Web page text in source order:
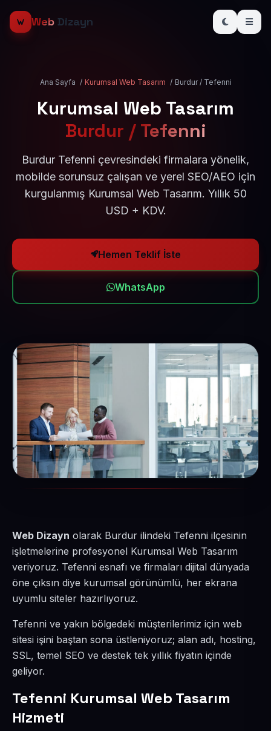
Web Dizayn
Ana Sayfa / Kurumsal Web Tasarım / Burdur / Tefenni
Kurumsal Web Tasarım
Burdur / Tefenni
Burdur Tefenni çevresindeki firmalara yönelik,
mobilde sorunsuz çalışan ve yerel SEO/AEO için
kurgulanmış Kurumsal Web Tasarım. Yıllık 50
USD + KDV.
Hemen Teklif İste
WhatsApp
Web Dizayn olarak Burdur ilindeki Tefenni ilçesinin
işletmelerine profesyonel Kurumsal Web Tasarım
veriyoruz. Tefenni esnafı ve firmaları dijital dünyada
öne çıksın diye kurumsal görünümlü, her ekrana
uyumlu siteler hazırlıyoruz.
Tefenni ve yakın bölgedeki müşterilerimiz için web
sitesi işini baştan sona üstleniyoruz; alan adı, hosting,
SSL, temel SEO ve destek tek yıllık fiyatın içinde
geliyor.
Tefenni Kurumsal Web Tasarım
Hizmeti